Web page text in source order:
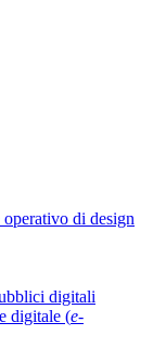
di design
digitali
digitale (e-